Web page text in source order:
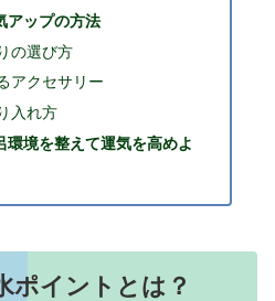
アップの方法
の選び方
アクセサリー
入れ方
環境を整えて運気を高めよ
ポイントとは？